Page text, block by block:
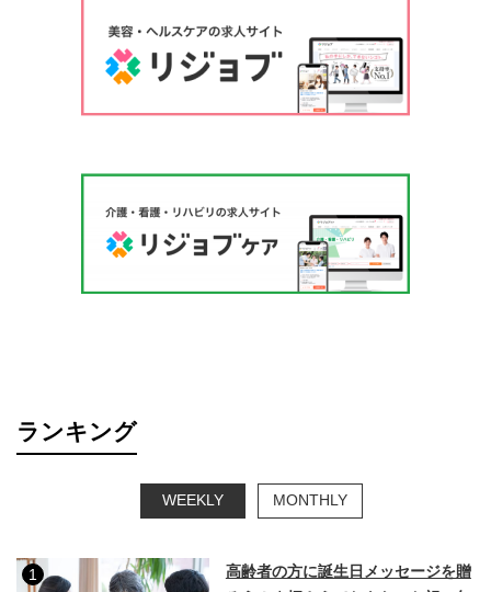
ランキング
WEEKLY MONTHLY
1
高齢者の方に誕生日メッセージを贈